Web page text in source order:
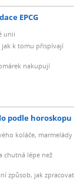
EPCG
unii
jak k tomu přispívají
nakupují
podle horoskopu
koláče, marmelády
chutná lépe než
způsob, jak zpracovat